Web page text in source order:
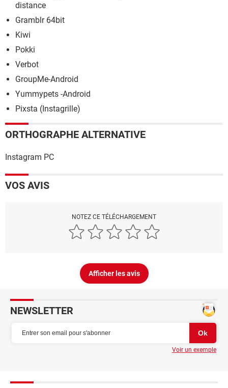
distance
Gramblr 64bit
Kiwi
Pokki
Verbot
GroupMe-Android
Yummypets -Android
Pixsta (Instagrille)
ORTHOGRAPHE ALTERNATIVE
Instagram PC
VOS AVIS
NOTEZ CE TÉLÉCHARGEMENT
Afficher les avis
NEWSLETTER
Voir un exemple